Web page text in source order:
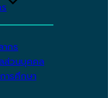
กร
ส่วนบุคคล
ารศึกษา